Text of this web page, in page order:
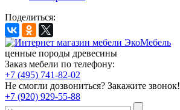
Поделиться:
ценные породы древесины
Заказ мебели по телефону:
+7 (495) 741-82-02
Не смогли дозвониться? Закажите звонок!
+7 (920) 929-55-88